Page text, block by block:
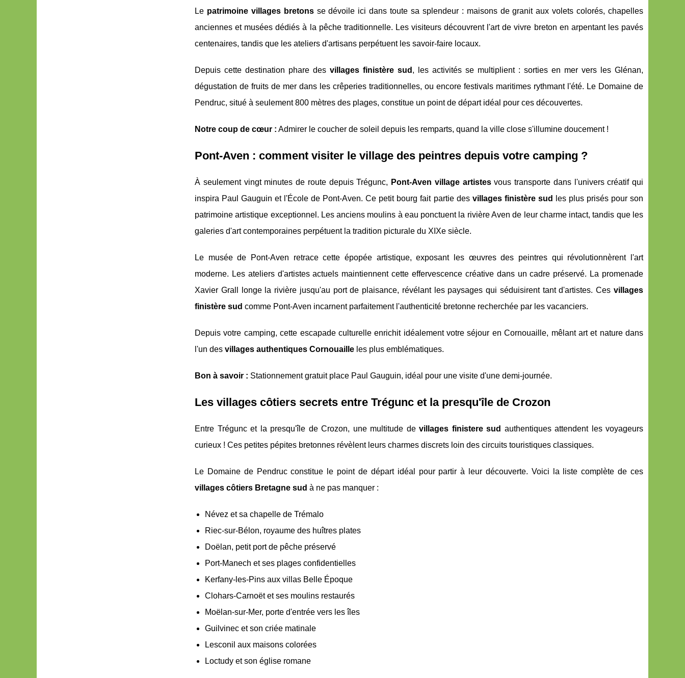
Le patrimoine villages bretonsse dévoile ici dans toute sa splendeur : maisons de granit aux volets colorés, chapelles
anciennes et musées dédiés à la pêche traditionnelle. Les visiteurs découvrent l'art de vivre breton en arpentant les pavés
centenaires, tandis que les ateliers d'artisans perpétuent les savoir-faire locaux.
Depuis cette destination phare des villages finistère sud , les activités se multiplient : sorties en mer vers les Glénan,
dégustation de fruits de mer dans les crêperies traditionnelles, ou encore festivals maritimes rythmant l'été. Le Domaine de
Pendruc, situé à seulement 800 mètres des plages, constitue un point de départ idéal pour ces découvertes.
Notre coup de cœur : Admirer le coucher de soleil depuis les remparts, quand la ville close s'illumine doucement !
Pont-Aven : comment visiter le village des peintres depuis votre camping ?
À seulement vingt minutes de route depuis Trégunc, Pont-Aven village artistesvous transporte dans l'univers créatif qui
inspira Paul Gauguin et l'École de Pont-Aven. Ce petit bourg fait partie des villages finistère sud
les plus prisés pour son
patrimoine artistique exceptionnel. Les anciens moulins à eau ponctuent la rivière Aven de leur charme intact, tandis que les
galeries d'art contemporaines perpétuent la tradition picturale du XIXe siècle.
Le musée de Pont-Aven retrace cette épopée artistique, exposant les œuvres des peintres qui révolutionnèrent l'art
moderne. Les ateliers d'artistes actuels maintiennent cette effervescence créative dans un cadre préservé. La promenade
Xavier Grall longe la rivière jusqu'au port de plaisance, révélant les paysages qui séduisirent tant d'artistes. Ces villages
finistère sud comme Pont-Aven incarnent parfaitement l'authenticité bretonne recherchée par les vacanciers.
Depuis votre camping, cette escapade culturelle enrichit idéalement votre séjour en Cornouaille, mêlant art et nature dans
l'un des villages authentiques Cornouaille les plus emblématiques.
Bon à savoir : Stationnement gratuit place Paul Gauguin, idéal pour une visite d'une demi-journée.
Les villages côtiers secrets entre Trégunc et la presqu'île de Crozon
Entre Trégunc et la presqu'île de Crozon, une multitude de villages finistere sud authentiques attendent les voyageurs
curieux ! Ces petites pépites bretonnes révèlent leurs charmes discrets loin des circuits touristiques classiques.
Le Domaine de Pendruc constitue le point de départ idéal pour partir à leur découverte. Voici la liste complète de ces
villages côtiers Bretagne sud à ne pas manquer :
Névez et sa chapelle de Trémalo
Riec-sur-Bélon, royaume des huîtres plates
Doëlan, petit port de pêche préservé
Port-Manech et ses plages confidentielles
Kerfany-les-Pins aux villas Belle Époque
Clohars-Carnoët et ses moulins restaurés
Moëlan-sur-Mer, porte d'entrée vers les îles
Guilvinec et son criée matinale
Lesconil aux maisons colorées
Loctudy et son église romane